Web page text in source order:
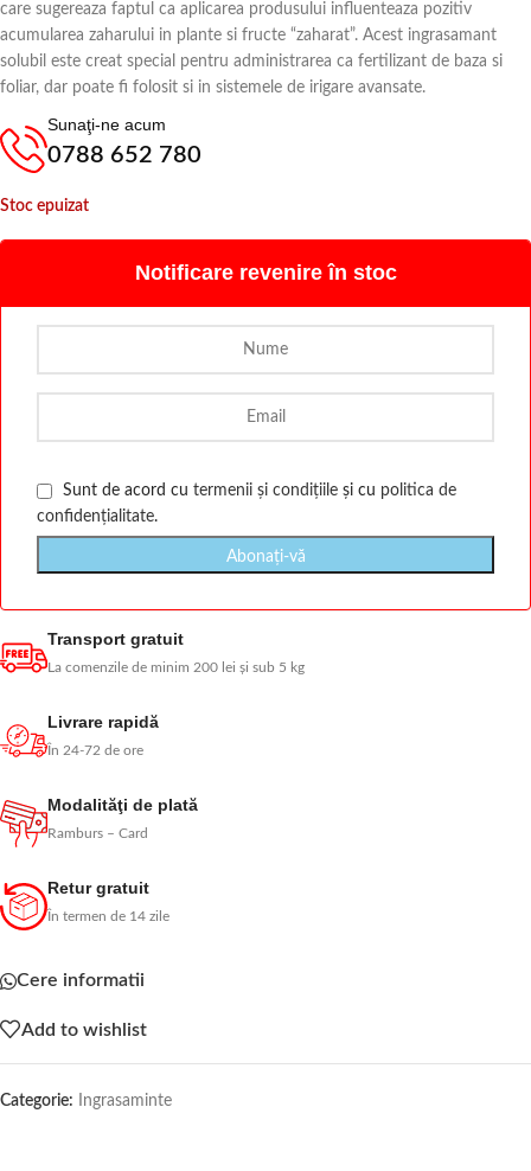
care sugereaza faptul ca aplicarea produsului influenteaza pozitiv
acumularea zaharului in plante si fructe “zaharat”. Acest ingrasamant
solubil este creat special pentru administrarea ca fertilizant de baza si
foliar, dar poate fi folosit si in sistemele de irigare avansate.
Sunaţi-ne acum
0788 652 780
Stoc epuizat
Notificare revenire în stoc
Sunt de acord cu termenii și condițiile și cu politica de
confidențialitate.
Transport gratuit
La comenzile de minim 200 lei și sub 5 kg
Livrare rapidă
În 24-72 de ore
Modalităţi de plată
Ramburs – Card
Retur gratuit
În termen de 14 zile
Cere informatii
Add to wishlist
Categorie: Ingrasaminte